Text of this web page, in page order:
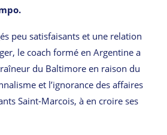
peu satisfaisants et une relation
le coach formé en Argentine a
du Baltimore en raison du
et l’ignorance des affaires
Saint-Marcois, à en croire ses